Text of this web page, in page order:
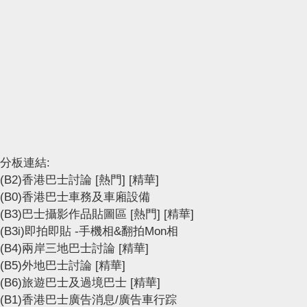
分板連結:
(B2)香港巴士討論 [熱門] [精華]
(B0)香港巴士車務及車廂設備
(B3)巴士攝影作品貼圖區 [熱門] [精華]
(B3i)即拍即貼 -手機相&翻拍Mon相
(B4)兩岸三地巴士討論 [精華]
(B5)外地巴士討論 [精華]
(B6)旅遊巴士及過境巴士 [精華]
(B1)香港巴士廣告消息/廣告車行踪